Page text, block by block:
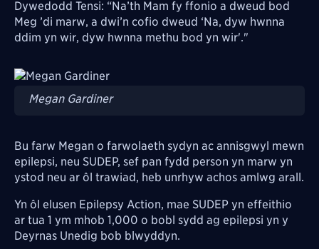
Dywedodd Tensi: “Na’th Mam fy ffonio a dweud bod
Meg ’di marw, a dwi’n cofio dweud ‘Na, dyw hwnna
ddim yn wir, dyw hwnna methu bod yn wir'."
Image
Megan Gardiner
Bu farw Megan o farwolaeth sydyn ac annisgwyl mewn
epilepsi, neu SUDEP, sef pan fydd person yn marw yn
ystod neu ar ôl trawiad, heb unrhyw achos amlwg arall.
Yn ôl elusen Epilepsy Action, mae SUDEP yn effeithio
ar tua 1 ym mhob 1,000 o bobl sydd ag epilepsi yn y
Deyrnas Unedig bob blwyddyn.